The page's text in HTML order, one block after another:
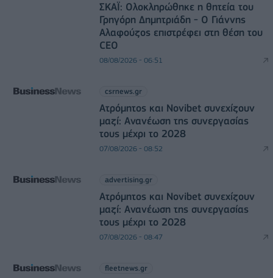
ΣΚΑΪ: Ολοκληρώθηκε η θητεία του
Γρηγόρη Δημητριάδη - Ο Γιάννης
Αλαφούζος επιστρέφει στη θέση του
CEO
08/08/2026 - 06:51
csrnews.gr
Ατρόμητος και Novibet συνεχίζουν
μαζί: Ανανέωση της συνεργασίας
τους μέχρι το 2028
07/08/2026 - 08:52
advertising.gr
Ατρόμητος και Novibet συνεχίζουν
μαζί: Ανανέωση της συνεργασίας
τους μέχρι το 2028
07/08/2026 - 08:47
fleetnews.gr